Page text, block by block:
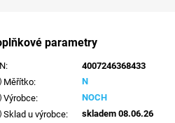
parametry
: 4007246368433
Měřítko: N
Výrobce: NOCH
Sklad u výrobce:
skladem 08.06.26